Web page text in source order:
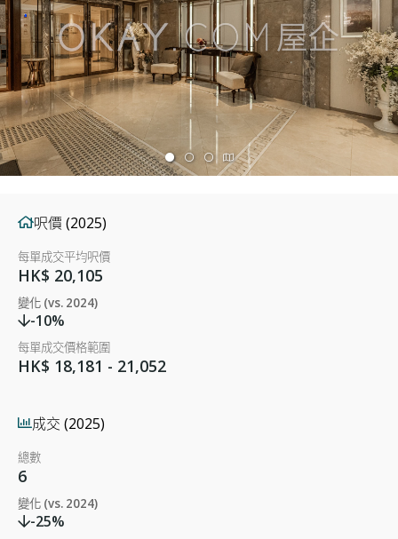
呎價 (2025)
每單成交平均呎價
HK$ 20,105
變化 (vs. 2024)
-10%
每單成交價格範圍
HK$ 18,181 - 21,052
成交 (2025)
總數
6
變化 (vs. 2024)
-25%